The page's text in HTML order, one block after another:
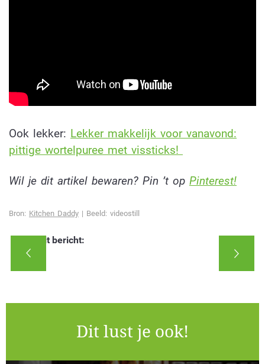
Ook lekker: Lekker makkelijk voor vanavond:
pittige wortelpuree met vissticks!
Wil je dit artikel bewaren? Pin ’t op Pinterest!
Bron: Kitchen Daddy | Beeld: videostill
Deel dit bericht:
Dit lust je ook!